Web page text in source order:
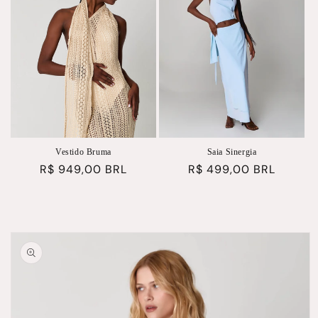
Vestido Bruma
Preço
R$ 949,00 BRL
Saia Sinergia
Preço
R$ 499,00 BRL
informações
do produto